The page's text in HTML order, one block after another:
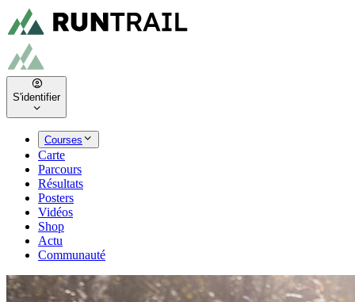
S'identifier
Courses
Carte
Parcours
Résultats
Posters
Vidéos
Shop
Actu
Communauté